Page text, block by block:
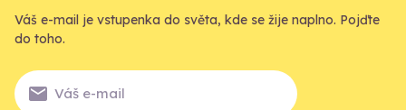
Váš e-mail je vstupenka do světa, kde se žije naplno. Pojďte
do toho.